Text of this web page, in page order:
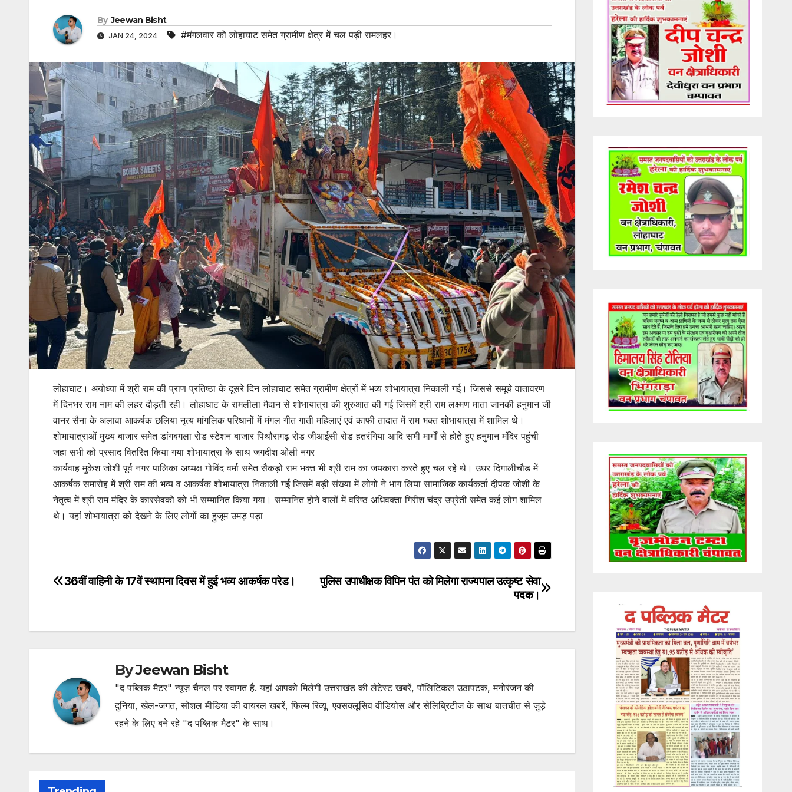
By Jeewan Bisht
JAN 24, 2024 #मंगलवार को लोहाघाट समेत ग्रामीण क्षेत्र में चल पड़ी रामलहर।
लोहाघाट। अयोध्या में श्री राम की प्राण प्रतिष्ठा के दूसरे दिन लोहाघाट समेत ग्रामीण क्षेत्रों में भव्य शोभायात्रा निकाली गई। जिससे समूचे वातावरण
में दिनभर राम नाम की लहर दौड़ती रही। लोहाघाट के रामलीला मैदान से शोभायात्रा की शुरुआत की गई जिसमें श्री राम लक्ष्मण माता जानकी हनुमान जी
वानर सैना के अलावा आकर्षक छलिया नृत्य मांगलिक परिधानों में मंगल गीत गाती महिलाएं एवं काफी तादात में राम भक्त शोभायात्रा में शामिल थे।
शोभायात्राओं मुख्य बाजार समेत डांगबगला रोड स्टेशन बाजार पिथौरागढ़ रोड जीआईसी रोड हतरंगिया आदि सभी मार्गों से होते हुए हनुमान मंदिर पहुंची
जहा सभी को प्रसाद वितरित किया गया शोभायात्रा के साथ जगदीश ओली नगर
कार्यवाह मुकेश जोशी पूर्व नगर पालिका अध्यक्ष गोविंद वर्मा समेत सैकड़ो राम भक्त भी श्री राम का जयकारा करते हुए चल रहे थे। उधर दिगालीचौड में
आकर्षक समारोह में श्री राम की भव्य व आकर्षक शोभायात्रा निकाली गई जिसमें बड़ी संख्या में लोगों ने भाग लिया सामाजिक कार्यकर्ता दीपक जोशी के
नेतृत्व में श्री राम मंदिर के कारसेवको को भी सम्मानित किया गया। सम्मानित होने वालों में वरिष्ठ अधिवक्ता गिरीश चंद्र उप्रेती समेत कई लोग शामिल
थे। यहां शोभायात्रा को देखने के लिए लोगों का हुजूम उमड़ पड़ा
Post
पुलिस उपाधीक्षक विपिन पंत को मिलेगा राज्यपाल उत्कृष्ट सेवा
पदक।
36वीं वाहिनी के 17वें स्थापना दिवस में हुई भव्य आकर्षक परेड।
ByJeewan Bisht
"द पब्लिक मैटर" न्यूज़ चैनल पर स्वागत है. यहां आपको मिलेगी उत्तराखंड की लेटेस्ट खबरें, पॉलिटिकल उठापटक, मनोरंजन की
दुनिया, खेल-जगत, सोशल मीडिया की वायरल खबरें, फिल्म रिव्यू, एक्सक्लूसिव वीडियोस और सेलिब्रिटीज के साथ बातचीत से जुड़े
रहने के लिए बने रहे "द पब्लिक मैटर" के साथ।